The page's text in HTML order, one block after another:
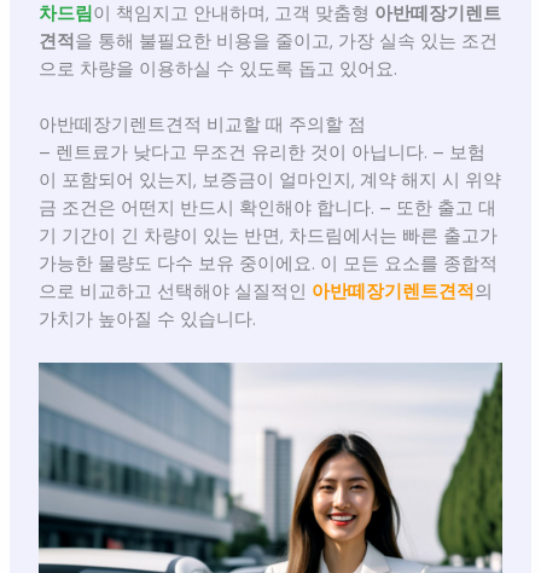
차드림이 책임지고 안내하며, 고객 맞춤형 아반떼장기렌트
견적 을 통해 불필요한 비용을 줄이고, 가장 실속 있는 조건
으로 차량을 이용하실 수 있도록 돕고 있어요.
아반떼장기렌트견적 비교할 때 주의할 점
– 렌트료가 낮다고 무조건 유리한 것이 아닙니다. – 보험
이 포함되어 있는지, 보증금이 얼마인지, 계약 해지 시 위약
금 조건은 어떤지 반드시 확인해야 합니다. – 또한 출고 대
기 기간이 긴 차량이 있는 반면, 차드림에서는 빠른 출고가
가능한 물량도 다수 보유 중이에요. 이 모든 요소를 종합적
으로 비교하고 선택해야 실질적인 아반떼장기렌트견적의
가치가 높아질 수 있습니다.